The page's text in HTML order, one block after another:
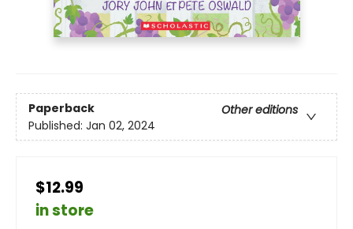
Paperback
Other editions
Published: Jan 02, 2024
$12.99
in store